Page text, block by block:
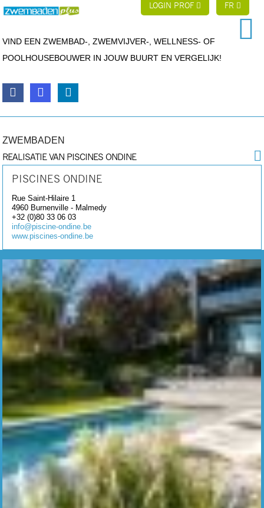
LOGIN PROF FR
VIND EEN ZWEMBAD-, ZWEMVIJVER-, WELLNESS- OF
POOLHOUSEBOUWER IN JOUW BUURT EN VERGELIJK!
ZWEMBADEN
REALISATIE VAN PISCINES ONDINE
PISCINES ONDINE
Rue Saint-Hilaire 1
4960 Burnenville - Malmedy
+32 (0)80 33 06 03
info@piscine-ondine.be
www.piscines-ondine.be